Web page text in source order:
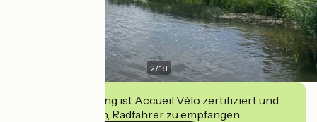
2/18
Diese Einrichtung ist Accueil Vélo zertifiziert und
verpflichtet sich, Radfahrer zu empfangen.